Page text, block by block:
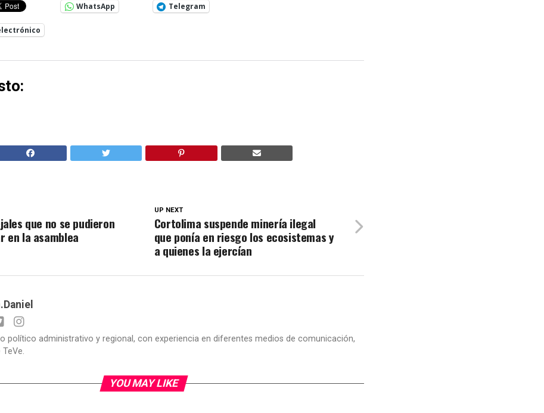
WhatsApp Telegram
UP NEXT
Cortolima suspende minería ilegal
que ponía en riesgo los ecosistemas y
a quienes la ejercían
que no se pudieron
en la asamblea
político administrativo y regional, con experiencia en diferentes medios de comunicación,
YOU MAY LIKE